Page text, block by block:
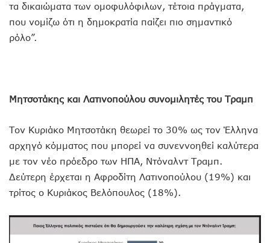
τα δικαιώματα των ομοφυλόφιλων, τέτοια πράγματα,
που νομίζω ότι η δημοκρατία παίζει πιο σημαντικό
ρόλο”.
Μητσοτάκης και Λατινοπούλου συνομιλητές του Τραμπ
Τον Κυριάκο Μητσοτάκη θεωρεί το 30% ως τον Έλληνα
αρχηγό κόμματος που μπορεί να συνεννοηθεί καλύτερα
με τον νέο πρόεδρο των ΗΠΑ, Ντόναλντ Τραμπ.
Δεύτερη έρχεται η Αφροδίτη Λατινοπούλου (19%) και
τρίτος ο Κυριάκος Βελόπουλος (18%).